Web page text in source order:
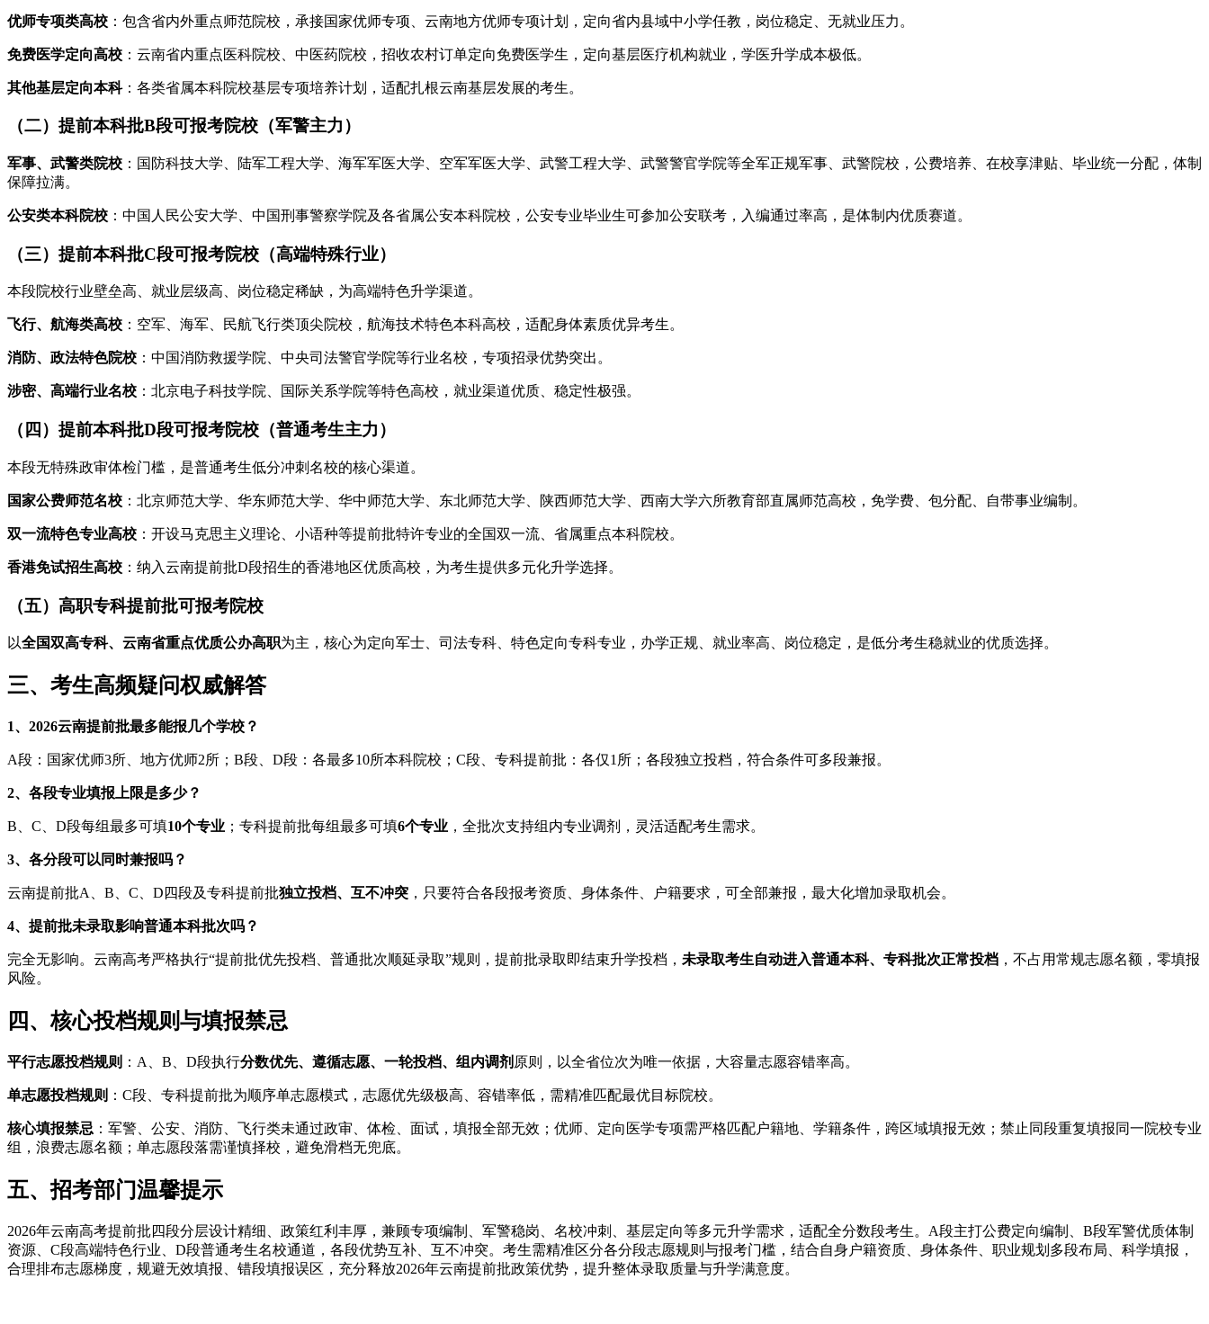
优师专项类高校 ：包含省内外重点师范院校，承接国家优师专项、云南地方优师专项计划，定向省内县域中小学任教，岗位稳定、无就业压力。
免费医学定向高校 ：云南省内重点医科院校、中医药院校，招收农村订单定向免费医学生，定向基层医疗机构就业，学医升学成本极低。
其他基层定向本科：各类省属本科院校基层专项培养计划，适配扎根云南基层发展的考生。
（二）提前本科批B段可报考院校（军警主力）
军事、武警类院校 ：国防科技大学、陆军工程大学、海军军医大学、空军军医大学、武警工程大学、武警警官学院等全军正规军事、武警院校，公费培养、在校享津贴、毕业统一分配，体制
保障拉满。
公安类本科院校 ：中国人民公安大学、中国刑事警察学院及各省属公安本科院校，公安专业毕业生可参加公安联考，入编通过率高，是体制内优质赛道。
（三）提前本科批C段可报考院校（高端特殊行业）
本段院校行业壁垒高、就业层级高、岗位稳定稀缺，为高端特色升学渠道。
飞行、航海类高校 ：空军、海军、民航飞行类顶尖院校，航海技术特色本科高校，适配身体素质优异考生。
消防、政法特色院校 ：中国消防救援学院、中央司法警官学院等行业名校，专项招录优势突出。
涉密、高端行业名校 ：北京电子科技学院、国际关系学院等特色高校，就业渠道优质、稳定性极强。
（四）提前本科批D段可报考院校（普通考生主力）
本段无特殊政审体检门槛，是普通考生低分冲刺名校的核心渠道。
国家公费师范名校 ：北京师范大学、华东师范大学、华中师范大学、东北师范大学、陕西师范大学、西南大学六所教育部直属师范高校，免学费、包分配、自带事业编制。
双一流特色专业高校 ：开设马克思主义理论、小语种等提前批特许专业的全国双一流、省属重点本科院校。
香港免试招生高校 ：纳入云南提前批D段招生的香港地区优质高校，为考生提供多元化升学选择。
（五）高职专科提前批可报考院校
以全国双高专科、云南省重点优质公办高职为主，核心为定向军士、司法专科、特色定向专科专业，办学正规、就业率高、岗位稳定，是低分考生稳就业的优质选择。
三、考生高频疑问权威解答
1、2026云南提前批最多能报几个学校？
A段：国家优师3所、地方优师2所；B段、D段：各最多10所本科院校；C段、专科提前批：各仅1所；各段独立投档，符合条件可多段兼报。
2、各段专业填报上限是多少？
B、C、D段每组最多可填10个专业 ；专科提前批每组最多可填6个专业 ，全批次支持组内专业调剂，灵活适配考生需求。
3、各分段可以同时兼报吗？
云南提前批A、B、C、D四段及专科提前批独立投档、互不冲突 ，只要符合各段报考资质、身体条件、户籍要求，可全部兼报，最大化增加录取机会。
4、提前批未录取影响普通本科批次吗？
完全无影响。云南高考严格执行“提前批优先投档、普通批次顺延录取”规则，提前批录取即结束升学投档， 未录取考生自动进入普通本科、专科批次正常投档 ，不占用常规志愿名额，零填报
风险。
四、核心投档规则与填报禁忌
平行志愿投档规则 ：A、B、D段执行分数优先、遵循志愿、一轮投档、组内调剂 原则，以全省位次为唯一依据，大容量志愿容错率高。
单志愿投档规则 ：C段、专科提前批为顺序单志愿模式，志愿优先级极高、容错率低，需精准匹配最优目标院校。
核心填报禁忌 ：军警、公安、消防、飞行类未通过政审、体检、面试，填报全部无效；优师、定向医学专项需严格匹配户籍地、学籍条件，跨区域填报无效；禁止同段重复填报同一院校专业
组，浪费志愿名额；单志愿段落需谨慎择校，避免滑档无兜底。
五、招考部门温馨提示
2026年云南高考提前批四段分层设计精细、政策红利丰厚，兼顾专项编制、军警稳岗、名校冲刺、基层定向等多元升学需求，适配全分数段考生。A段主打公费定向编制、B段军警优质体制
资源、C段高端特色行业、D段普通考生名校通道，各段优势互补、互不冲突。考生需精准区分各分段志愿规则与报考门槛，结合自身户籍资质、身体条件、职业规划多段布局、科学填报，
合理排布志愿梯度，规避无效填报、错段填报误区，充分释放2026年云南提前批政策优势，提升整体录取质量与升学满意度。